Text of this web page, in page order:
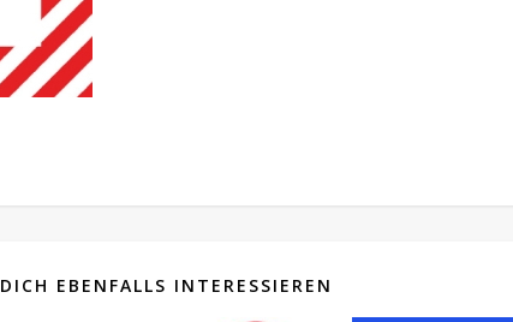
EBENFALLS INTERESSIEREN